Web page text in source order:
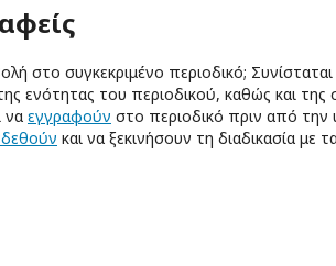
στο συγκεκριμένο περιοδικό;
ενότητας του περιοδικού, καθώς και της
να εγγραφούν στο περιοδικό πριν από
και να ξεκινήσουν τη διαδικασία με